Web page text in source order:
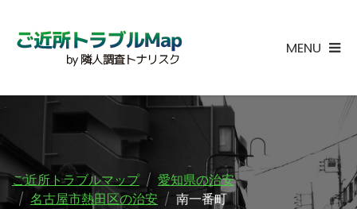
MENU
ご近所トラブルマップ
愛知県の治安
名古屋市熱田区の治安
南一番町